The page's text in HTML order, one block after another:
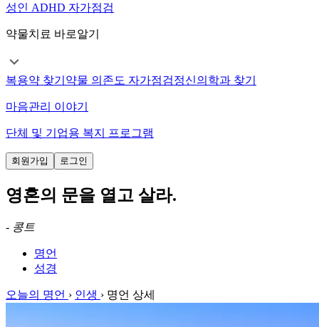
성인 ADHD 자가점검
약물치료 바로알기
복용약 찾기 약물 의존도 자가점검정신의학과 찾기
마음관리 이야기
단체 및 기업용 복지 프로그램
회원가입 로그인
영혼의 문을 열고 살라.
- 콩트
명언
성경
오늘의 명언 › 인생 › 명언 상세